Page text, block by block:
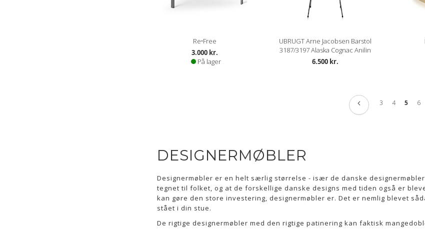
Re•Free
3.000 kr.
På lager
UBRUGT Arne Jacobsen Barstol
3187/3197 Alaska Cognac Anilin
6.500 kr.
SideSide
TidligereSide
3 Side
4 Du
5 Side
6
DESIGNERMØBLER
Designermøbler er en helt særlig størrelse - især de danske
tegnet til folket, og at de forskellige danske designs med tiden også er
kan gøre den store investering, designermøbler er. Det er nemlig blevet
stået i din stue.
De rigtige designermøbler med den rigtige patinering kan faktisk